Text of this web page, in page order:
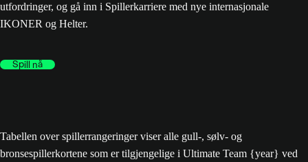
utfordringer, og gå inn i Spillerkarriere med nye internasjonale
IKONER og Helter.
Spill nå
Tabellen over spillerrangeringer viser alle gull-, sølv- og
bronsespillerkortene som er tilgjengelige i Ultimate Team {year} ved